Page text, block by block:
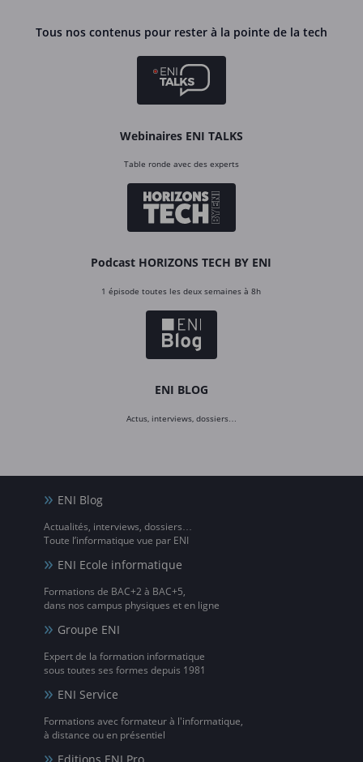
Tous nos contenus pour rester à la pointe de la tech
Webinaires ENI TALKS
Table ronde avec des experts
Podcast HORIZONS TECH BY ENI
1 épisode toutes les deux semaines à 8h
ENI BLOG
Actus, interviews, dossiers…
ENI Blog
Actualités, interviews, dossiers…
Toute l’informatique vue par ENI
ENI Ecole informatique
Formations de BAC+2 à BAC+5,
dans nos campus physiques et en ligne
Groupe ENI
Expert de la formation informatique
sous toutes ses formes depuis 1981
ENI Service
Formations avec formateur à l'informatique,
à distance ou en présentiel
Editions ENI Pro